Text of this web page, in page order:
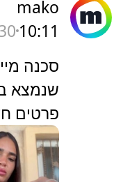
mako
10:11
30
סכנה
שנמצא
פרטים